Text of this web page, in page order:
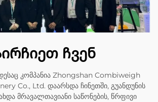
ჩვენ
კომპანია Zhongshan Combiweigh
Co., Ltd. დაარსდა ჩინეთში, გუანდუნის
მრავალთავიანი საწონების, წრფივი